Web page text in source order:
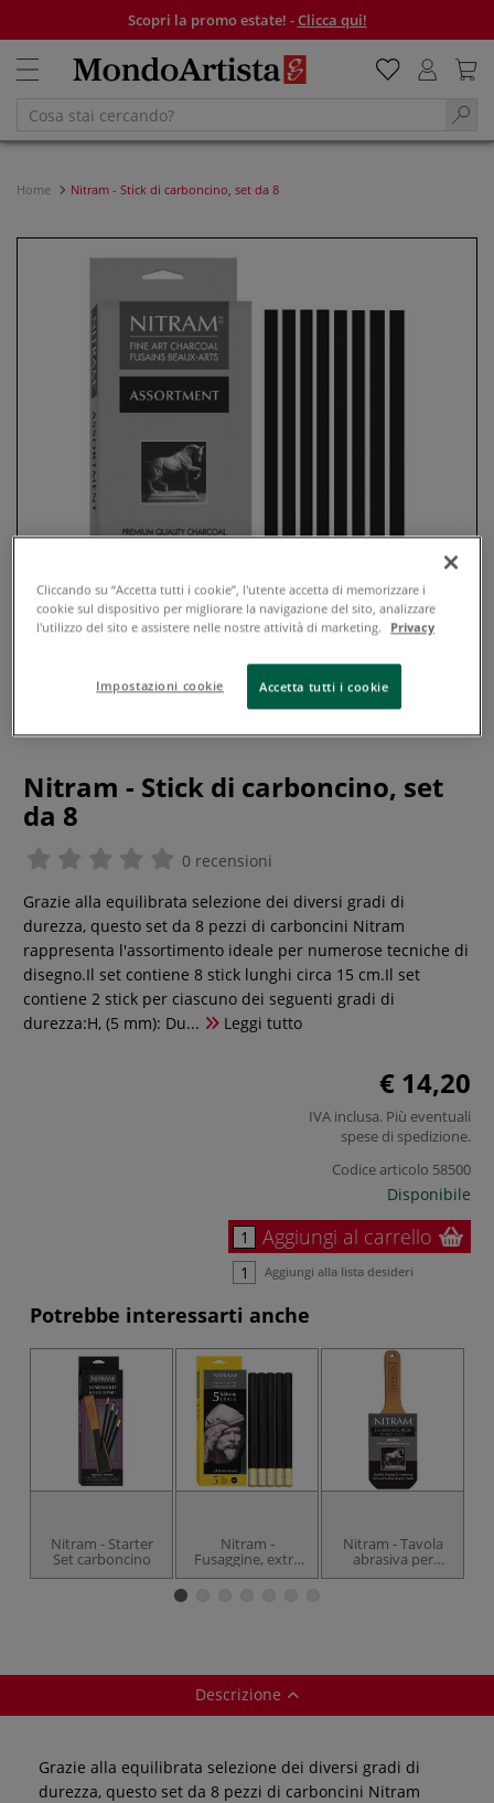
Scopri la promo estate! -Clicca qui!
Home Nitram - Stick di carboncino, set da 8
Nitram - Stick di carboncino, set
da 8
0 recensioni
Grazie alla equilibrata selezione dei diversi gradi di
durezza, questo set da 8 pezzi di carboncini Nitram
rappresenta l'assortimento ideale per numerose tecniche di
disegno.Il set contiene 8 stick lunghi circa 15 cm.Il set
contiene 2 stick per ciascuno dei seguenti gradi di
durezza:H, (5 mm): Du...
Leggi tutto
€ 14,20
IVA inclusa. Più eventuali
spese di spedizione.
Codice articolo 58500
Disponibile
Aggiungi al carrello
Aggiungi alla lista desideri
Potrebbe interessarti anche
Nitram - Starter
Set carboncino
Nitram -
Fusaggine, extra
soft
Nitram - Tavola
abrasiva per
affilare
Descrizione
Grazie alla equilibrata selezione dei diversi gradi di
durezza, questo set da 8 pezzi di carboncini Nitram
Cliccando su “Accetta tutti i cookie”, l'utente accetta di memorizzare i
cookie sul dispositivo per migliorare la navigazione del sito, analizzare
l'utilizzo del sito e assistere nelle nostre attività di marketing.
Privacy
Impostazioni cookie Accetta tutti i cookie